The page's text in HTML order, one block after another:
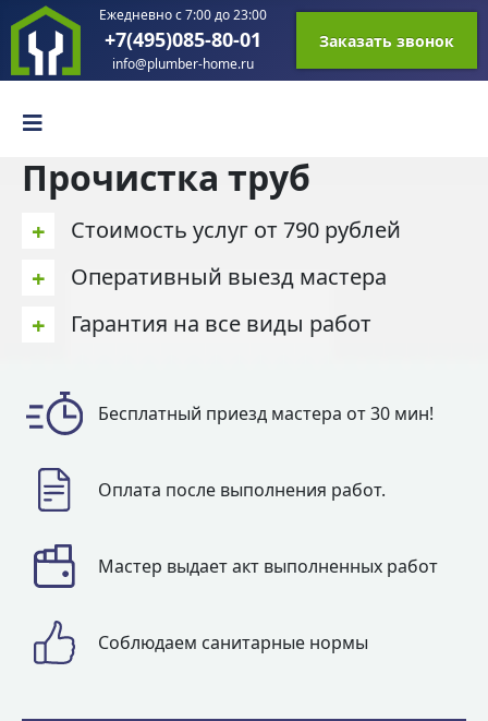
Ежедневно с 7:00 до 23:00
+7(495)085-80-01
info@plumber-home.ru
Заказать звонок
Прочистка труб
+ Стоимость услуг от 790 рублей
+ Оперативный выезд мастера
+ Гарантия на все виды работ
Бесплатный приезд мастера от 30 мин!
Оплата после выполнения работ.
Мастер выдает акт выполненных работ
Соблюдаем санитарные нормы